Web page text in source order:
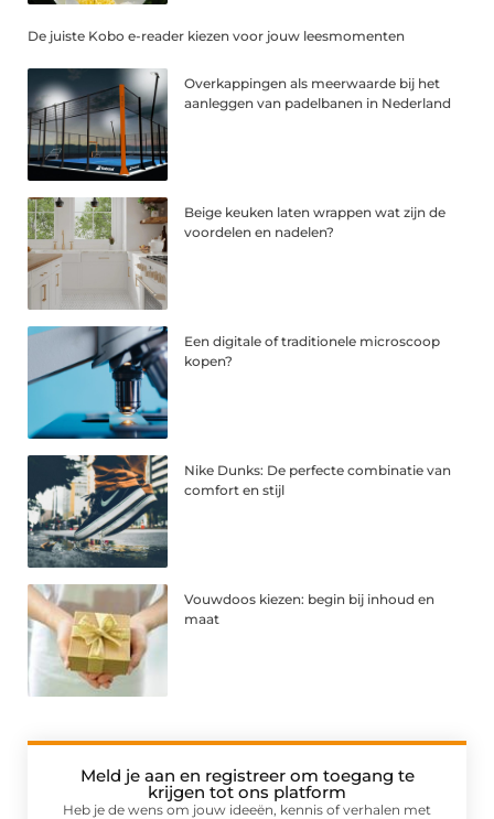
De juiste Kobo e-reader kiezen voor jouw leesmomenten
Overkappingen als meerwaarde bij het
aanleggen van padelbanen in Nederland
Beige keuken laten wrappen wat zijn de
voordelen en nadelen?
Een digitale of traditionele microscoop
kopen?
Nike Dunks: De perfecte combinatie van
comfort en stijl
Vouwdoos kiezen: begin bij inhoud en
maat
Meld je aan en registreer om toegang te
krijgen tot ons platform
Heb je de wens om jouw ideeën, kennis of verhalen met